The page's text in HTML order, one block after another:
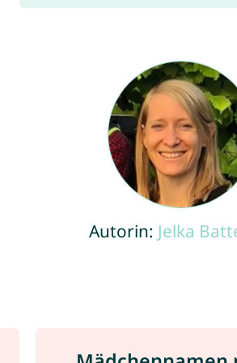
Autorin: Jelka